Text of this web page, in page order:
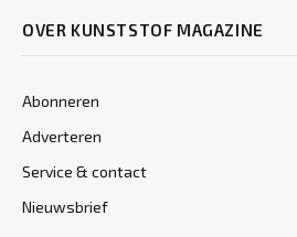
OVER KUNSTSTOF MAGAZINE
Abonneren
Adverteren
Service & contact
Nieuwsbrief